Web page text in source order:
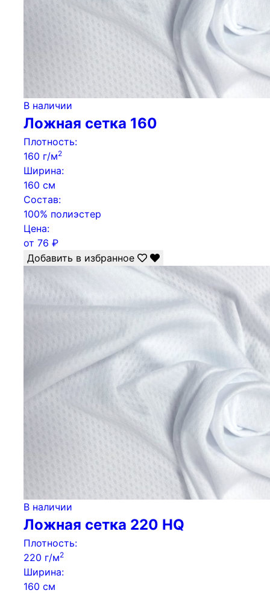
В наличии
Ложная сетка 160
Плотность:
160 г/м2
Ширина:
160 см
Состав:
100% полиэстер
Цена:
от 76 ₽
Добавить в избранное
В наличии
Ложная сетка 220 HQ
Плотность:
220 г/м2
Ширина:
160 см